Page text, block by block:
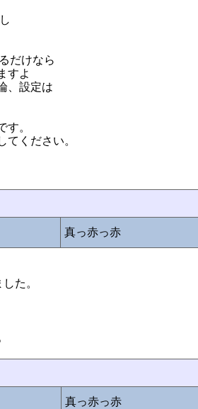
だけなら
すよ
、設定は
す。
ください。
真っ赤っ赤
た。
真っ赤っ赤